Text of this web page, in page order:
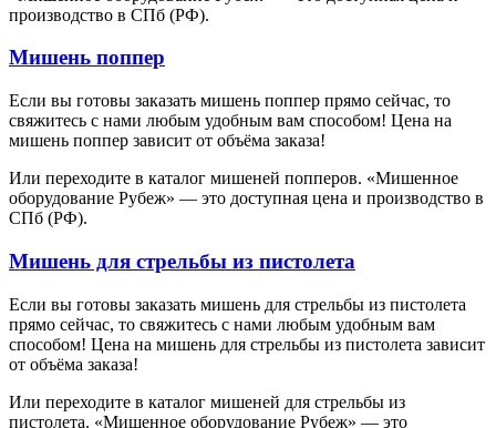
производство в СПб (РФ).
Мишень поппер
Если вы готовы заказать мишень поппер прямо сейчас, то
свяжитесь с нами любым удобным вам способом! Цена на
мишень поппер зависит от объёма заказа!
Или переходите в каталог мишеней попперов. «Мишенное
оборудование Рубеж» — это доступная цена и производство в
СПб (РФ).
Мишень для стрельбы из пистолета
Если вы готовы заказать мишень для стрельбы из пистолета
прямо сейчас, то свяжитесь с нами любым удобным вам
способом! Цена на мишень для стрельбы из пистолета зависит
от объёма заказа!
Или переходите в каталог мишеней для стрельбы из
пистолета. «Мишенное оборудование Рубеж» — это